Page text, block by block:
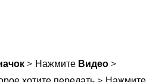
> Нажмите Видео >